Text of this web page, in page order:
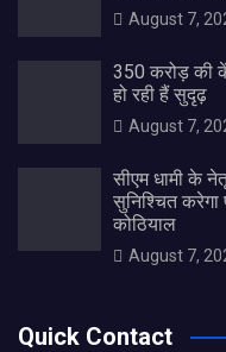
August 7,
350 करोड़ की
हो रही हैं सुदृढ़
August 7,
सीएम धामी के
सुनिश्चित करेगा
कोठियाल
August 7,
Quick Contact